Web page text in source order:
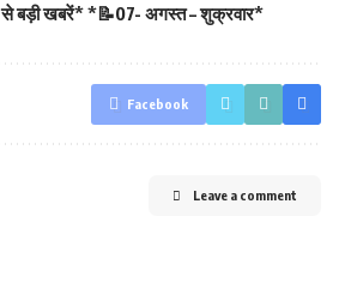
से बड़ी खबरें* *📝07- अगस्त – शुक्रवार*
Facebook
Leave a comment